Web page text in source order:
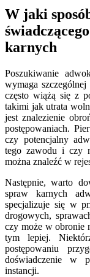
W jaki
karnych
Poszukiwanie
wymaga
często wiążą się z
takimi jak utrata
jest znalezienie
postępowaniach.
czy potencjalny
tego zawodu i czy
można znaleźć w
Następnie, warto
spraw karnych
specjalizuje się w
drogowych,
czy może w obronie
tym lepiej.
postępowaniu
doświadczenie w
instancji.